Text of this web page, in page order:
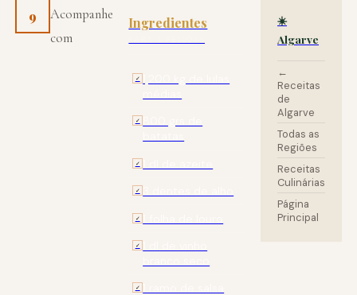
9
Acompanhe
com
Ingredientes
✓
✓
✓
✓
✓
✓
✓
☀️
Algarve
←
Receitas
de
Algarve
Todas as
Regiões
Receitas
Culinárias
Página
Principal